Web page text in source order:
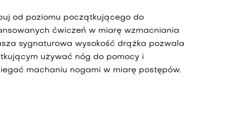
od poziomu początkującego do
ćwiczeń w miarę wzmacniania
sygnaturowa wysokość drążka pozwala
używać nóg do pomocy i
machaniu nogami w miarę postępów.